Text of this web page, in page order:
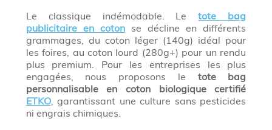
Le classique indémodable. Letote bag
publicitaire en cotonse décline en différents
grammages, du coton léger (140g) idéal pour
les foires, au coton lourd (280g+) pour un rendu
plus premium. Pour les entreprises les plus
engagées, nous proposons le tote bag
personnalisable en coton biologique certifié
ETKO, garantissant une culture sans pesticides
ni engrais chimiques.